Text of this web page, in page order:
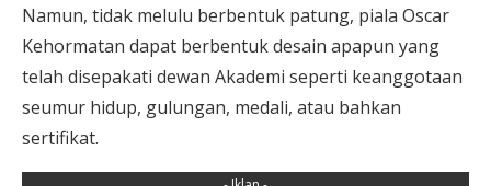
Namun, tidak melulu berbentuk patung, piala Oscar
Kehormatan dapat berbentuk desain apapun yang
telah disepakati dewan Akademi seperti keanggotaan
seumur hidup, gulungan, medali, atau bahkan
sertifikat.